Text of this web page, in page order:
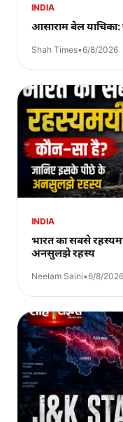
INDIA
आसाराम बेल याचिका:
Shah Times•6/8/2026
INDIA
भारत का सबसे
अनसुलझे रहस्य
Neelam Saini•6/8/2026